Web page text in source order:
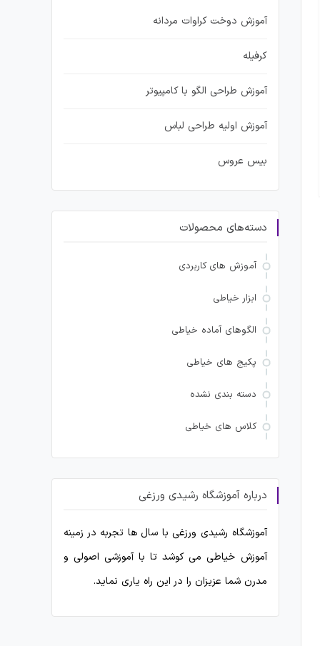
آموزش دوخت کراوات مردانه
کرفیله
آموزش طراحی الگو با کامپیوتر
آموزش اولیه طراحی لباس
بیس عروس
دسته‌های محصولات
آموزش های کاربردی
ابزار خیاطی
الگوهای آماده خیاطی
پکیج های خیاطی
دسته بندی نشده
کلاس های خیاطی
درباره آموزشگاه رشیدی ورزغی
آموزشگاه رشیدی ورزغی با سال ها تجربه در زمینه
آموزش خیاطی می کوشد تا با آموزشی اصولی و
مدرن شما عزیزان را در این راه یاری نماید.